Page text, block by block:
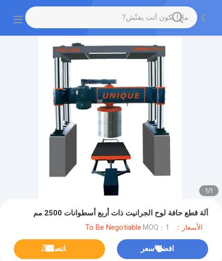
1
/
1
آلة قطع حافة لوح الجرانيت ذات أربع أسطوانات 2500 مم
الأسعار：To Be Negotiable MOQ：1
افضل سعر ﺎﺘﺼﻟ ﺍﻶﻧ